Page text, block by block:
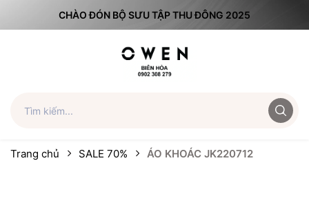
CHÀO ĐÓN BỘ SƯU TẬP THU ĐÔNG 2025
Trang chủ SALE 70% ÁO KHOÁC JK220712